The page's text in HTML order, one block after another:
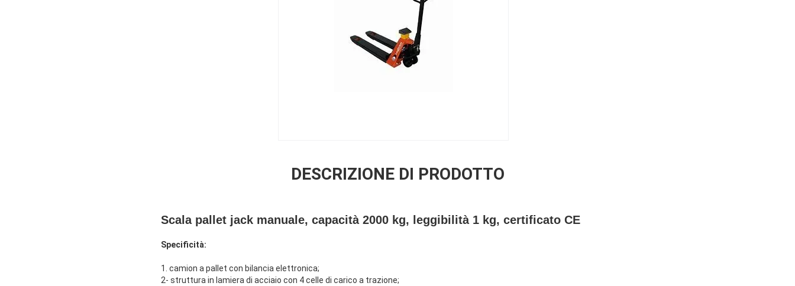
DESCRIZIONE DI PRODOTTO
Scala pallet jack manuale, capacità 2000 kg, leggibilità 1 kg, certificato CE
Specificità:
1. camion a pallet con bilancia elettronica;
2- struttura in lamiera di acciaio con 4 celle di carico a trazione;